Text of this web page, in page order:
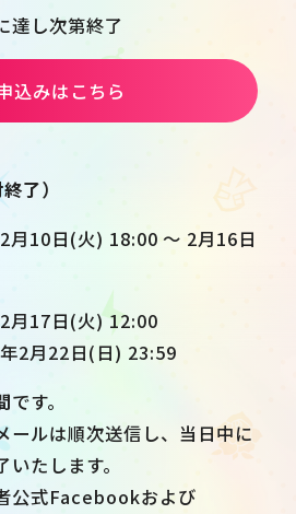
達し次第終了
込みはこちら
了）
月10日(火) 18:00 ～ 2月16日
月17日(火) 12:00
2月22日(日) 23:59
です。
ルは順次送信し、当日中に
たします。
公式Facebookおよび